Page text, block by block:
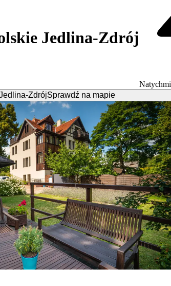
Jedlina-Zdrój
ZdrójSprawdź na mapie